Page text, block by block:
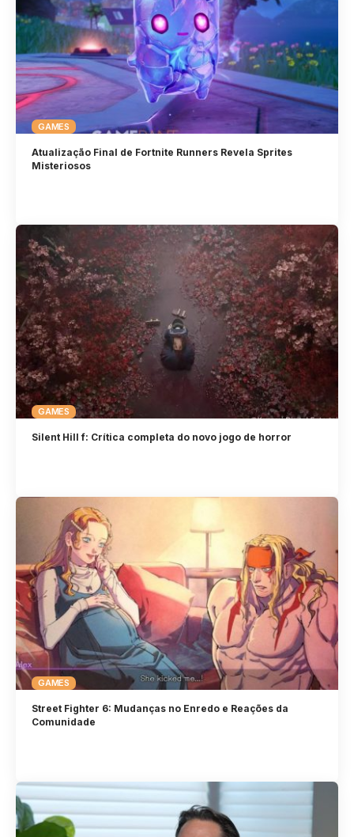
GAMES
Atualização Final de Fortnite Runners Revela Sprites
Misteriosos
GAMES
Silent Hill f: Crítica completa do novo jogo de horror
GAMES
Street Fighter 6: Mudanças no Enredo e Reações da
Comunidade